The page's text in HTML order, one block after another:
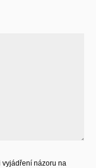
názoru na